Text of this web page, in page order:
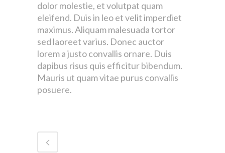
dolor molestie, et volutpat quam
eleifend. Duis in leo et velit imperdiet
maximus. Aliquam malesuada tortor
sed laoreet varius. Donec auctor
lorem a justo convallis ornare. Duis
dapibus risus quis efficitur bibendum.
Mauris ut quam vitae purus convallis
posuere.